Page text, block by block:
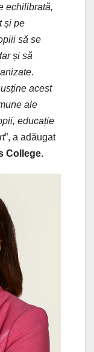
echilibrată,
și pe
să se
și să
acest
ale
educație
”, a adăugat
College.